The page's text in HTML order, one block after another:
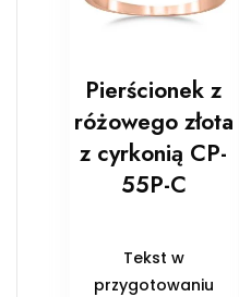
Pierścionek z
różowego złota
z cyrkonią CP-
55P-C
Tekst w
przygotowaniu